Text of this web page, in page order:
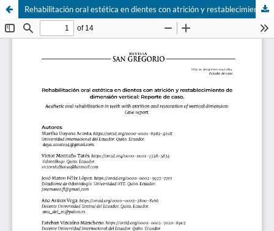
Rehabilitación oral estética en dientes con atrición y restablecimiento de dimensión vertical: Reporte de caso.